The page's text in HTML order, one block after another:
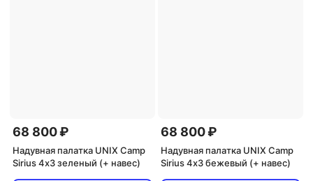
68 800 ₽
Надувная палатка UNIX Camp
Sirius 4х3 зеленый (+ навес)
68 800 ₽
Надувная палатка UNIX Camp
Sirius 4х3 бежевый (+ навес)